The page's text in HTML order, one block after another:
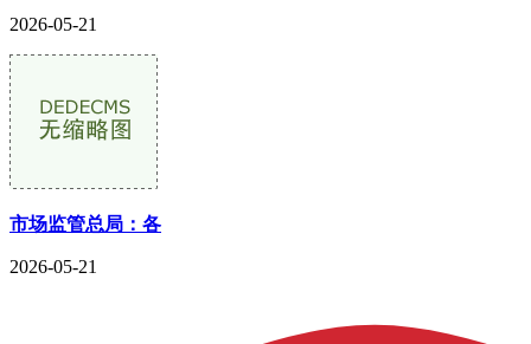
2026-05-21
市场监管总局：各
2026-05-21